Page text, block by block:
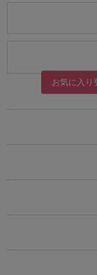
お気に入り